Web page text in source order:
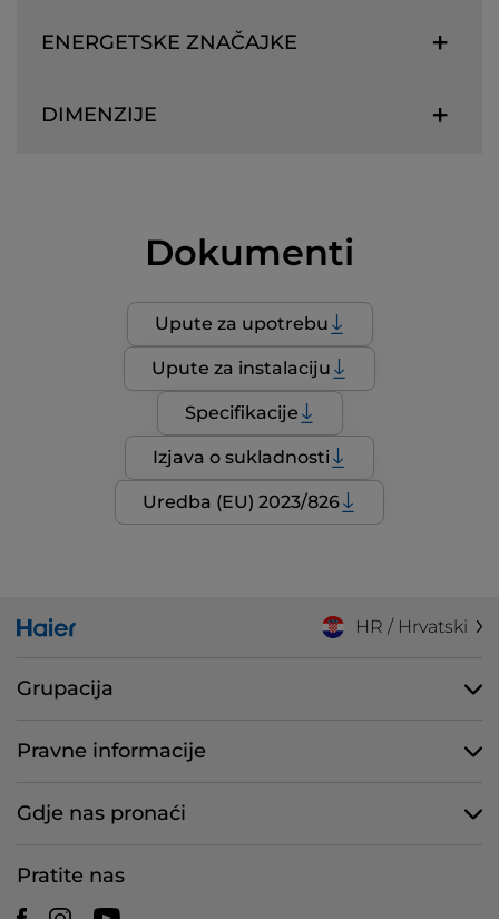
ENERGETSKE ZNAČAJKE
DIMENZIJE
Dokumenti
Upute za upotrebu
Upute za instalaciju
Specifikacije
Izjava o sukladnosti
Uredba (EU) 2023/826
HR / Hrvatski
Grupacija
Pravne informacije
Gdje nas pronaći
Pratite nas